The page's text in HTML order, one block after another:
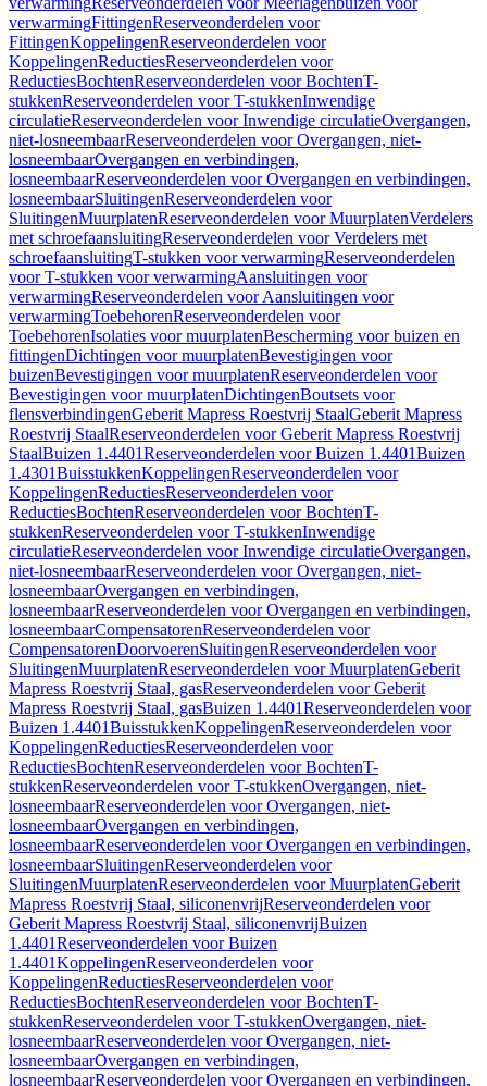
verwarmingFittingenReserveonderdelen voor
FittingenKoppelingenReserveonderdelen voor
KoppelingenReductiesReserveonderdelen voor
ReductiesBochtenReserveonderdelen voor BochtenT-
stukkenReserveonderdelen voor T-stukkenInwendige
circulatieReserveonderdelen voor Inwendige circulatieOvergangen,
niet-losneembaarReserveonderdelen voor Overgangen, niet-
losneembaarOvergangen en verbindingen,
losneembaarReserveonderdelen voor Overgangen en verbindingen,
losneembaarSluitingenReserveonderdelen voor
SluitingenMuurplatenReserveonderdelen voor MuurplatenVerdelers
met schroefaansluitingReserveonderdelen voor Verdelers met
schroefaansluitingT-stukken voor verwarmingReserveonderdelen
voor T-stukken voor verwarmingAansluitingen voor
verwarmingReserveonderdelen voor Aansluitingen voor
verwarmingToebehorenReserveonderdelen voor
ToebehorenIsolaties voor muurplatenBescherming voor buizen en
fittingenDichtingen voor muurplatenBevestigingen voor
buizenBevestigingen voor muurplatenReserveonderdelen voor
Bevestigingen voor muurplatenDichtingenBoutsets voor
flensverbindingenGeberit Mapress Roestvrij StaalGeberit Mapress
Roestvrij StaalReserveonderdelen voor Geberit Mapress Roestvrij
StaalBuizen 1.4401Reserveonderdelen voor Buizen 1.4401Buizen
1.4301BuisstukkenKoppelingenReserveonderdelen voor
KoppelingenReductiesReserveonderdelen voor
ReductiesBochtenReserveonderdelen voor BochtenT-
stukkenReserveonderdelen voor T-stukkenInwendige
circulatieReserveonderdelen voor Inwendige circulatieOvergangen,
niet-losneembaarReserveonderdelen voor Overgangen, niet-
losneembaarOvergangen en verbindingen,
losneembaarReserveonderdelen voor Overgangen en verbindingen,
losneembaarCompensatorenReserveonderdelen voor
CompensatorenDoorvoerenSluitingenReserveonderdelen voor
SluitingenMuurplatenReserveonderdelen voor MuurplatenGeberit
Mapress Roestvrij Staal, gasReserveonderdelen voor Geberit
Mapress Roestvrij Staal, gasBuizen 1.4401Reserveonderdelen voor
Buizen 1.4401BuisstukkenKoppelingenReserveonderdelen voor
KoppelingenReductiesReserveonderdelen voor
ReductiesBochtenReserveonderdelen voor BochtenT-
stukkenReserveonderdelen voor T-stukkenOvergangen, niet-
losneembaarReserveonderdelen voor Overgangen, niet-
losneembaarOvergangen en verbindingen,
losneembaarReserveonderdelen voor Overgangen en verbindingen,
losneembaarSluitingenReserveonderdelen voor
SluitingenMuurplatenReserveonderdelen voor MuurplatenGeberit
Mapress Roestvrij Staal, siliconenvrijReserveonderdelen voor
Geberit Mapress Roestvrij Staal, siliconenvrijBuizen
1.4401Reserveonderdelen voor Buizen
1.4401KoppelingenReserveonderdelen voor
KoppelingenReductiesReserveonderdelen voor
ReductiesBochtenReserveonderdelen voor BochtenT-
stukkenReserveonderdelen voor T-stukkenOvergangen, niet-
losneembaarReserveonderdelen voor Overgangen, niet-
losneembaarOvergangen en verbindingen,
losneembaarReserveonderdelen voor Overgangen en verbindingen,